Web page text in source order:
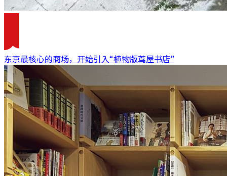
东京最核心的商场，开始引入“植物版茑屋书店”